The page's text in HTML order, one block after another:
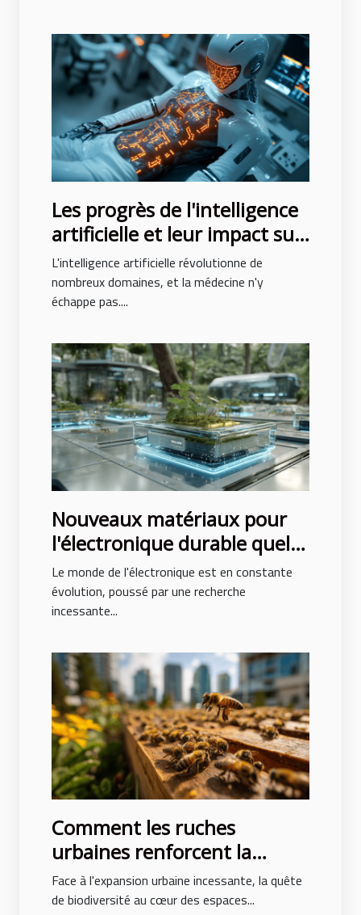
Les progrès de l'intelligence
artificielle et leur impact sur
le diagnostic médical
précoce
L'intelligence artificielle révolutionne de
nombreux domaines, et la médecine n'y
échappe pas....
Nouveaux matériaux pour
l'électronique durable quels
progrès attendre
Le monde de l'électronique est en constante
évolution, poussé par une recherche
incessante...
Comment les ruches
urbaines renforcent la
biodiversité en milieu
professionnel
Face à l'expansion urbaine incessante, la quête
de biodiversité au cœur des espaces...